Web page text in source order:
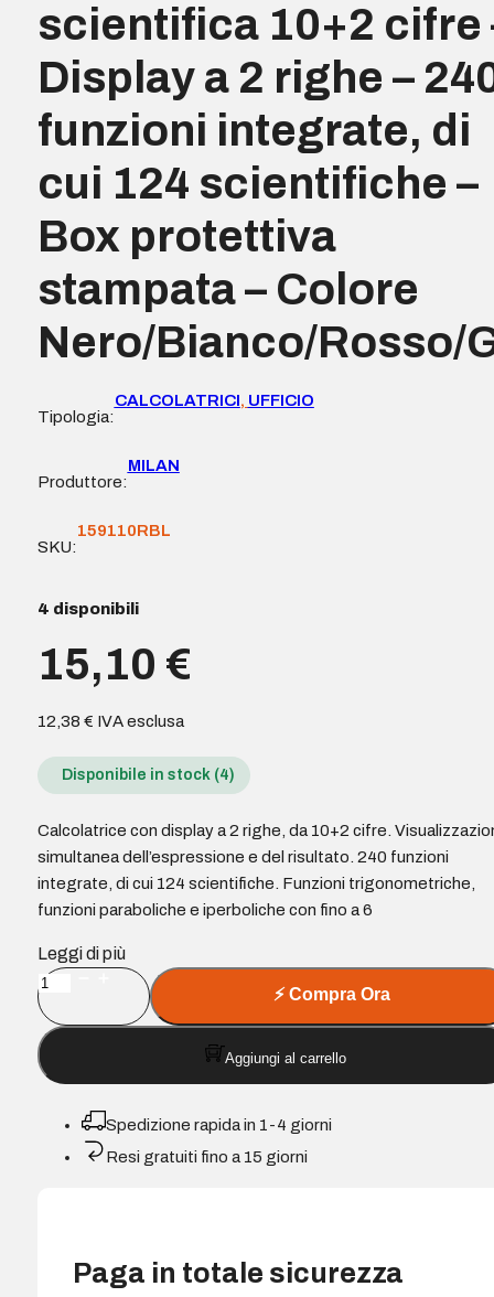
scientifica 10+2 cifre
Display a 2 righe –
funzioni integrate, di
cui 124 scientifiche –
Box protettiva
stampata – Colore
Nero/Bianco/Rosso/
Tipologia:
CALCOLATRICI, UFFICIO
Produttore:
MILAN
SKU:
159110RBL
4 disponibili
15,10 €
12,38 € IVA esclusa
Disponibile in stock (4)
Calcolatrice con display a 2 righe, da 10+2 cifre.
simultanea dell’espressione e del risultato. 240 funzioni
integrate, di cui 124 scientifiche. Funzioni trigonometriche,
funzioni paraboliche e iperboliche con fino a 6
Leggi di più
Milan
M240
Calcolatrice
scientifica
10+2
Display
⚡Compra Ora
Aggiungi al carrello
Spedizione rapida in 1-4 giorni
Resi gratuiti fino a 15 giorni
Paga in totale sicurezza